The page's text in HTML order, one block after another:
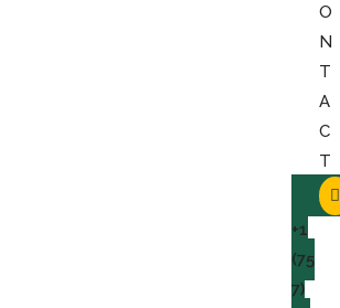
O
N
T
A
C
T
+1
(75
7)